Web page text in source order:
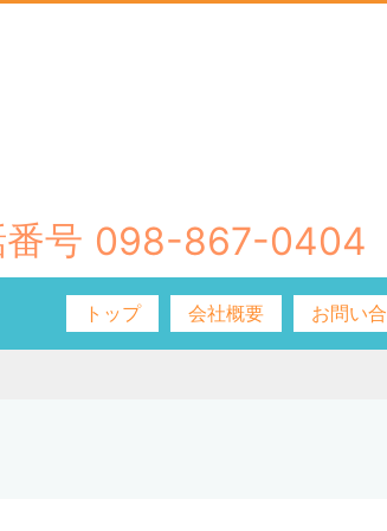
098-867-0404
トップ 会社概要 お問い